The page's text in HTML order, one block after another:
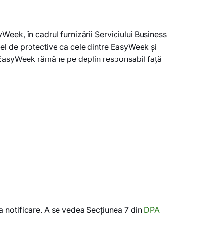
în cadrul furnizării Serviciului Business
de protective ca cele dintre EasyWeek și
rămâne pe deplin responsabil față
A se vedea Secțiunea 7 din DPA